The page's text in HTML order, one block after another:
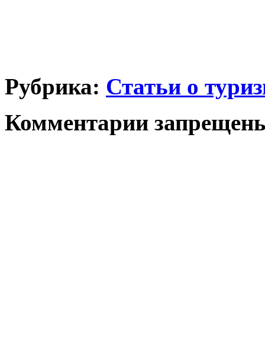
Рубрика: Статьи о
Комментарии